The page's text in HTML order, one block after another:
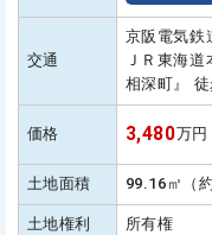
交通
京阪電気鉄
ＪＲ東海
相深町』
価格 3,480万円
土地面積 99.16㎡（
土地権利 所有権